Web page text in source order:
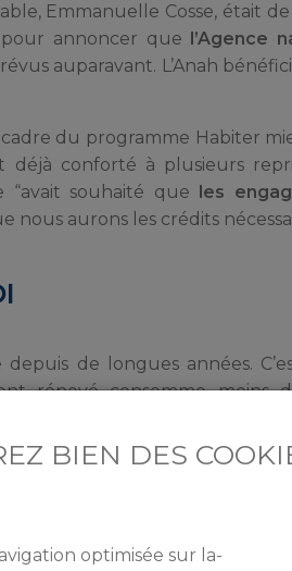
Emmanuelle Cosse, était
annoncer que l’Agence
auparavant. L’Anah
du programme Habiter
conforté à plusieurs
“avait souhaité que les
nous aurons les crédits
de longues années.
rénové consomme moins
également permettre de
BIEN DES
optimisée sur la-